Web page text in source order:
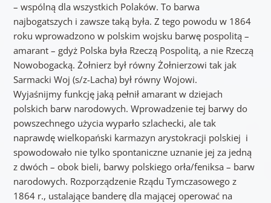
– wspólną dla wszystkich Polaków. To barwa
najbogatszych i zawsze taką była. Z tego powodu w 1864
roku wprowadzono w polskim wojsku barwę pospolitą –
amarant – gdyż Polska była Rzeczą Pospolitą, a nie Rzeczą
Nowobogacką. Żołnierz był równy Żołnierzowi tak jak
Sarmacki Woj (s/z-Lacha) był równy Wojowi.
Wyjaśnijmy funkcję jaką pełnił amarant w dziejach
polskich barw narodowych. Wprowadzenie tej barwy do
powszechnego użycia wyparło szlachecki, ale tak
naprawdę wielkopański karmazyn arystokracji polskiej i
spowodowało nie tylko spontaniczne uznanie jej za jedną
z dwóch – obok bieli, barwy polskiego orła/feniksa – barw
narodowych. Rozporządzenie Rządu Tymczasowego z
1864 r., ustalające banderę dla mającej operować na